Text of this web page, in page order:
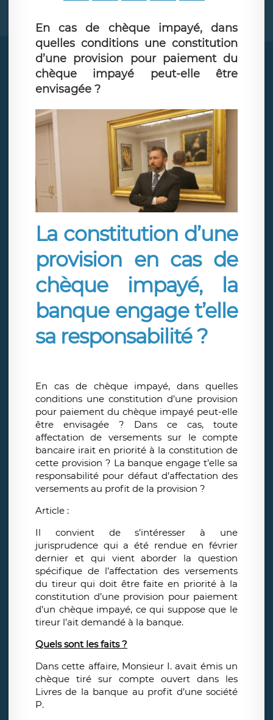
En cas de chèque impayé, dans
quelles conditions une constitution
d’une provision pour paiement du
chèque impayé peut-elle être
envisagée ?
La constitution d’une
provision en cas de
chèque impayé, la
banque engage t’elle
sa responsabilité ?
En cas de chèque impayé, dans quelles
conditions une constitution d’une provision
pour paiement du chèque impayé peut-elle
être envisagée ? Dans ce cas, toute
affectation de versements sur le compte
bancaire irait en priorité à la constitution de
cette provision ? La banque engage t’elle sa
responsabilité pour défaut d’affectation des
versements au profit de la provision ?
Article :
Il convient de s’intéresser à une
jurisprudence qui a été rendue en février
dernier et qui vient aborder la question
spécifique de l’affectation des versements
du tireur qui doit être faite en priorité à la
constitution d’une provision pour paiement
d’un chèque impayé, ce qui suppose que le
tireur l’ait demandé à la banque.
Quels sont les faits ?
Dans cette affaire, Monsieur I. avait émis un
chèque tiré sur compte ouvert dans les
Livres de la banque au profit d’une société
P.